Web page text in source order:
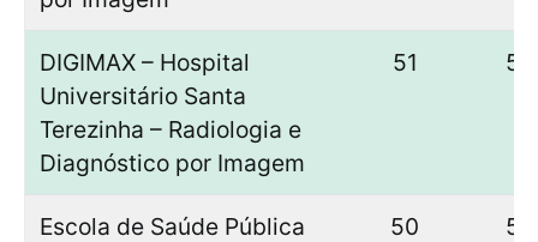
DIGIMAX – Hospital
Universitário Santa
Terezinha – Radiologia e
Diagnóstico por Imagem
51 50
Escola de Saúde Pública 50 50